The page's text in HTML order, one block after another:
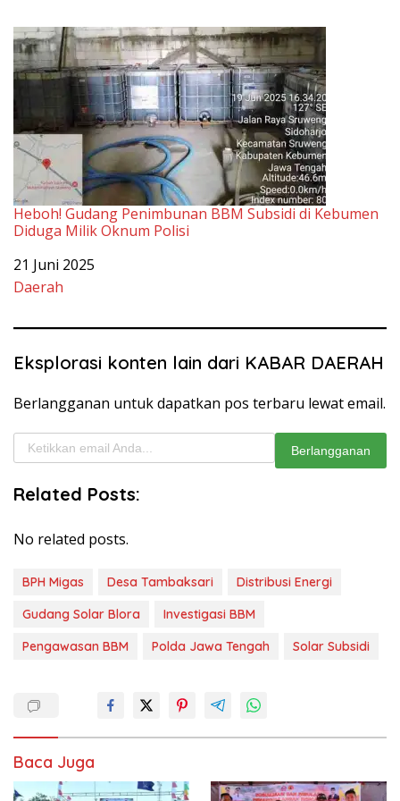
Heboh! Gudang Penimbunan BBM Subsidi di Kebumen
Diduga Milik Oknum Polisi
Tanggal
21 Juni 2025
Sehubungan dengan
Daerah
Eksplorasi konten lain dari KABAR DAERAH
Berlangganan untuk dapatkan pos terbaru lewat email.
Ketikkan email Anda...
Berlangganan
Related Posts:
No related posts.
BPH Migas Desa Tambaksari
Distribusi Energi
Gudang Solar Blora
Investigasi BBM
Pengawasan BBM
Polda Jawa Tengah Solar Subsidi
Baca Juga